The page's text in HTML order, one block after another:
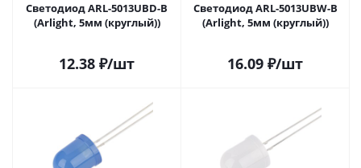
Светодиод ARL-5013UBD-B
(Arlight, 5мм (круглый))
12.38 ₽/шт
Светодиод ARL-5013UBW-B
(Arlight, 5мм (круглый))
16.09 ₽/шт